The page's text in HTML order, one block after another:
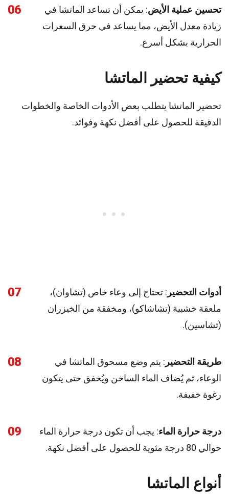
06 تحسين عملية الأيض: يمكن أن تساعد الماتشا في
زيادة معدل الأيض، مما يساعد في حرق السعرات
الحرارية بشكل أسرع.
كيفية تحضير الماتشا
تحضير الماتشا يتطلب بعض الأدوات الخاصة والخطوات
الدقيقة للحصول على أفضل نكهة وفوائد.
07 أدوات التحضير : تحتاج إلى وعاء خاص (تشاوان)،
ملعقة خشبية (تشاشاكو)، ومخفقة من الخيزران
(تشاسين).
08 طريقة التحضير : يتم وضع مسحوق الماتشا في
الوعاء، ثم يُضاف الماء الساخن ويُخفق حتى يتكون
رغوة خفيفة.
09 درجة حرارة الماء: يجب أن تكون درجة حرارة الماء
حوالي 80 درجة مئوية للحصول على أفضل نكهة.
أنواع الماتشا